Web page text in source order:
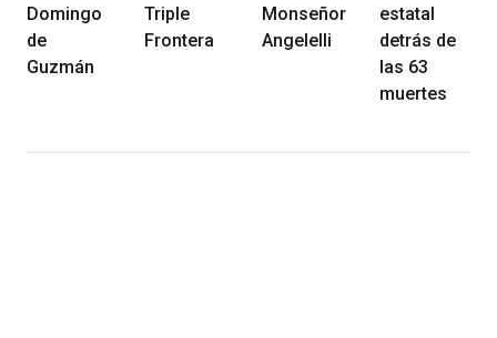
Domingo
de
Guzmán
Triple
Frontera
Monseñor
Angelelli
estatal
detrás de
las 63
muertes